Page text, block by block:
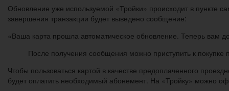
Обновление уже используемой «Тройки» происходит в пункте
завершения транзакции будет выведено сообщение:
«Ваша карта прошла автоматическое обновление. Теперь вам
После получения сообщения можно приступить к
Чтобы пользоваться картой в качестве предоплаченного
будет оплатить необходимый абонемент. На «Тройку» можно